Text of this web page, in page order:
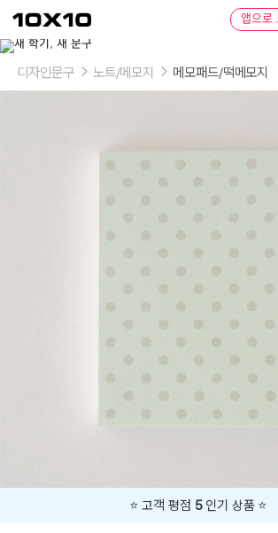
텐
바
텐
앱으로
디자인문구 노트/메모지 메모패드/떡메모지
⭐️ 고객 평점 5인기 상품 ⭐️